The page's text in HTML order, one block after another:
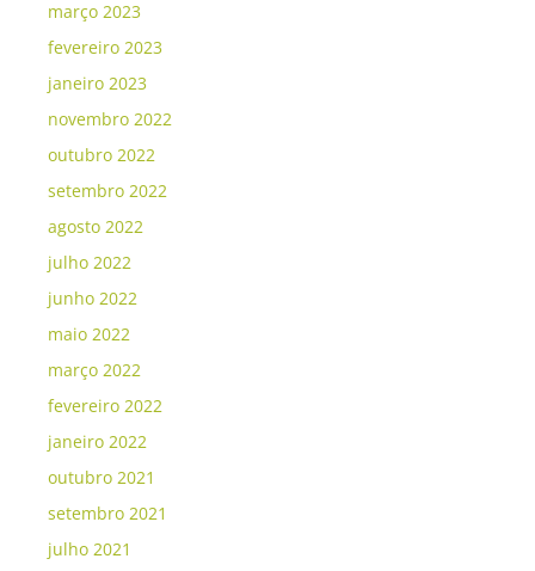
março 2023
fevereiro 2023
janeiro 2023
novembro 2022
outubro 2022
setembro 2022
agosto 2022
julho 2022
junho 2022
maio 2022
março 2022
fevereiro 2022
janeiro 2022
outubro 2021
setembro 2021
julho 2021